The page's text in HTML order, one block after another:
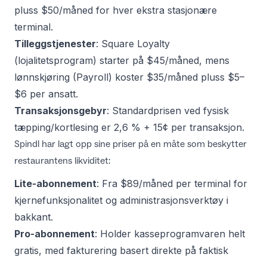
pluss $50/måned for hver ekstra stasjonære
terminal.
Tilleggstjenester: Square Loyalty
(lojalitetsprogram) starter på $45/måned, mens
lønnskjøring (Payroll) koster $35/måned pluss $5–
$6 per ansatt.
Transaksjonsgebyr: Standardprisen ved fysisk
tæpping/kortlesing er 2,6 % + 15¢ per transaksjon.
Spindl har lagt opp sine priser på en måte som beskytter
restaurantens likviditet:
Lite-abonnement: Fra $89/måned per terminal for
kjernefunksjonalitet og administrasjonsverktøy i
bakkant.
Pro-abonnement: Holder kasseprogramvaren helt
gratis, med fakturering basert direkte på faktisk